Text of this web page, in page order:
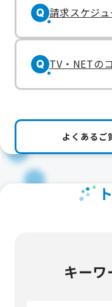
Q 請求スケジ
Q TV・NETの
よくあるご
キー